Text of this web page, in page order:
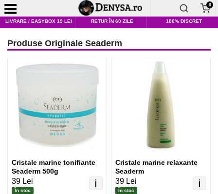
0
LIVRARE / EASYBOX 19 LEI RETUR ÎN 60 ZILE 100% DISCRET
Produse Originale Seaderm
ℹ️
Cristale marine tonifiante
Seaderm 500g
39 Lei
În stoc
ℹ️
Cristale marine relaxante
Seaderm
39 Lei
În stoc